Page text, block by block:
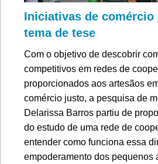
Iniciativas de comércio
tema de tese
Com o objetivo de descobrir
competitivos em redes de
proporcionados aos artesãos
comércio justo, a pesquisa de
Delarissa Barros partiu de
do estudo de uma rede de
entender como funciona essa
empoderamento dos pequenos